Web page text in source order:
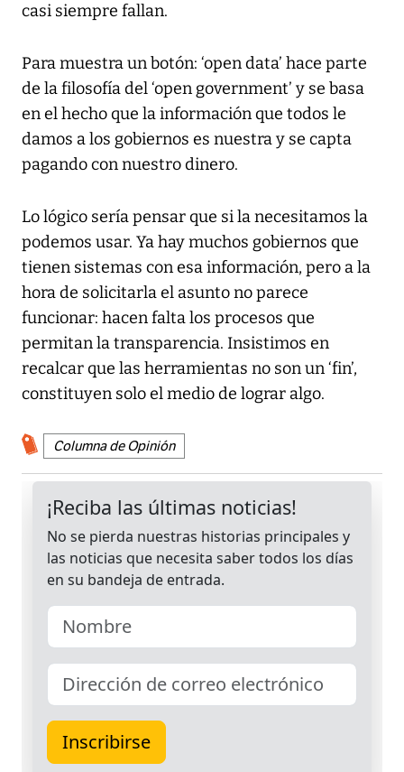
casi siempre fallan.
Para muestra un botón: ‘open data’ hace parte
de la filosofía del ‘open government’ y se basa
en el hecho que la información que todos le
damos a los gobiernos es nuestra y se capta
pagando con nuestro dinero.
Lo lógico sería pensar que si la necesitamos la
podemos usar. Ya hay muchos gobiernos que
tienen sistemas con esa información, pero a la
hora de solicitarla el asunto no parece
funcionar: hacen falta los procesos que
permitan la transparencia. Insistimos en
recalcar que las herramientas no son un ‘fin’,
constituyen solo el medio de lograr algo.
Columna de Opinión